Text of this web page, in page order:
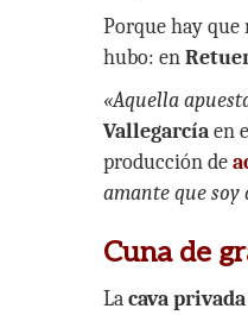
Porque hay que
hubo: en
«Aquella
Vallegarcíaen
producción de
amante que soy
Cuna de
Lacava privada